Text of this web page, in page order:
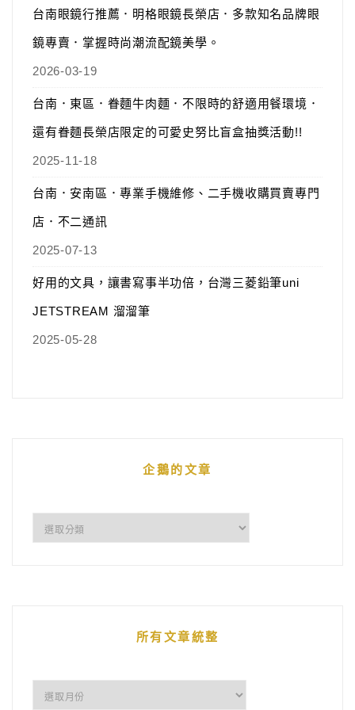
台南眼鏡行推薦．明格眼鏡長榮店．多款知名品牌眼
鏡專賣．掌握時尚潮流配鏡美學。
2026-03-19
台南．東區．眷麵牛肉麵．不限時的舒適用餐環境．
還有眷麵長榮店限定的可愛史努比盲盒抽獎活動!!
2025-11-18
台南．安南區．專業手機維修、二手機收購買賣專門
店．不二通訊
2025-07-13
好用的文具，讓書寫事半功倍，台灣三菱鉛筆uni
JETSTREAM 溜溜筆
2025-05-28
企鵝的文章
所有文章統整